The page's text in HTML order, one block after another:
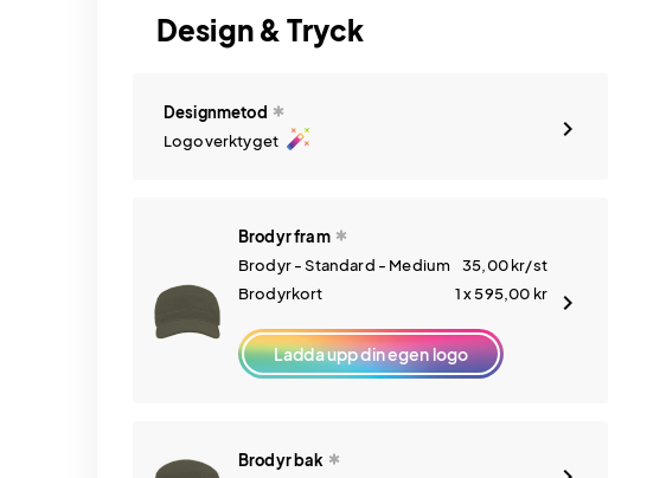
Design & Tryck
Designmetod
Logoverktyget auto_fix_high
Brodyr fram
Brodyr - Standard - Medium
35,00kr/st
Brodyrkort
1 x 595,00 kr
Ladda upp din egen logo
Brodyr bak